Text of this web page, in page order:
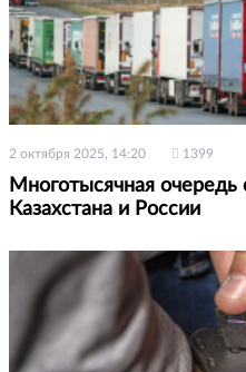
2 октября 2025, 14:20 1399
Многотысячная очередь
Казахстана и России